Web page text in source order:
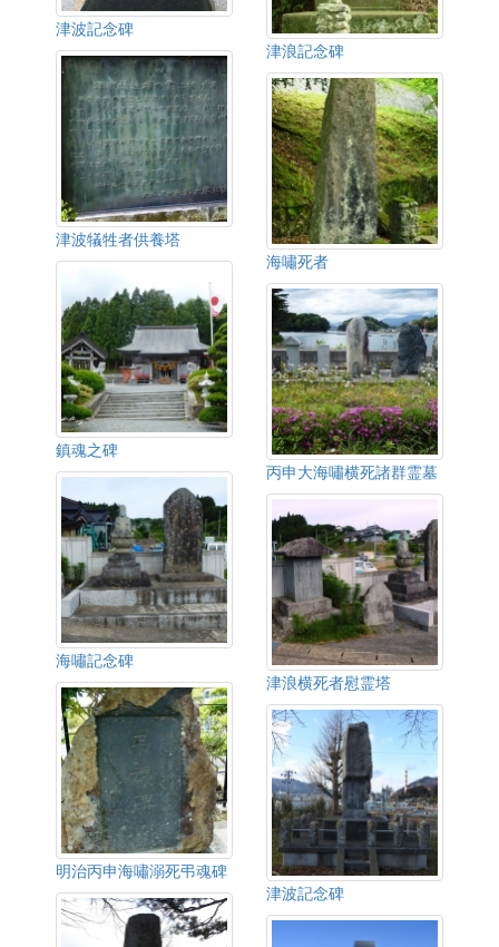
津波記念碑
津浪記念碑
津波犠牲者供養塔
海嘯死者
鎮魂之碑
丙申大海嘯横死諸群霊墓
海嘯記念碑
津浪横死者慰霊塔
明治丙申海嘯溺死弔魂碑
津波記念碑